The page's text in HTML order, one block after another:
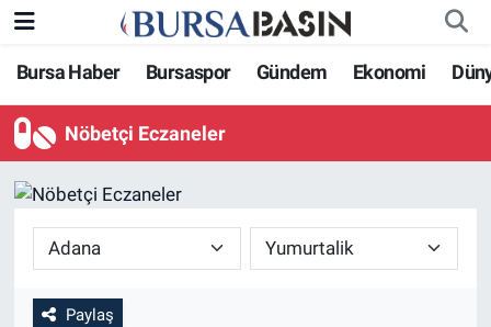
Bursa Haber Bursaspor Gündem Ekonomi
Nöbetçi Eczaneler
Paylaş
Bursa Haber
Genel
Politika
Bilim, Teknoloji
KÜLTÜR-SANAT
Bursa Nöbetçi Eczaneler
Bursa Hava Durumu
Bursa Namaz Vakitleri
Bursa Trafik Yoğunluk Haritası
Süper Lig Puan Durumu ve Fikstür